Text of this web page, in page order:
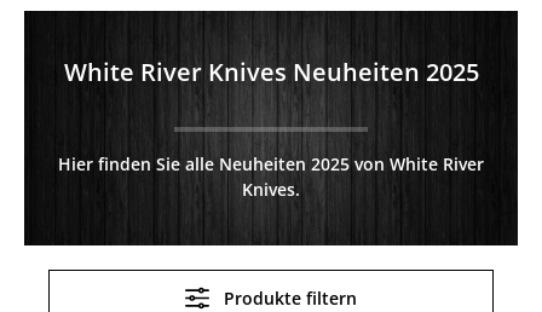
White River Knives Neuheiten 2025
Hier finden Sie alle Neuheiten 2025 von White River
Knives.
Produkte filtern